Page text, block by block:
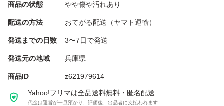
商品の状態 やや傷や汚れあり
配送の方法 おてがる配送（ヤマト運輸）
発送までの日数 3〜7日で発送
発送元の地域 兵庫県
商品ID z621979614
Yahoo!フリマは全品送料無料・匿名配送
代金は運営が一旦預かり、評価後、出品者に支払われます